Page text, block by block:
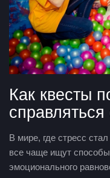
Как квесты
В мире, где стресс
все чаще ищут
эмоционального